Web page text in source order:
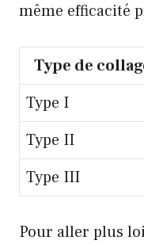
même efficacité
Type de
Type I
Type II
Type III
Pour aller plus